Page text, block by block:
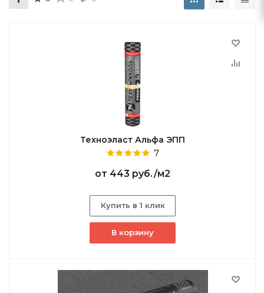
Техноэласт Альфа ЭПП
7
от 443 руб./м2
Купить в 1 клик
В корзину